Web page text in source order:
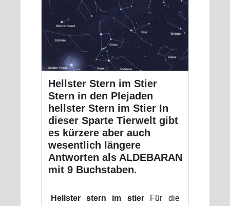
Hellster Stern im Stier
Stern in den Plejaden
hellster Stern im Stier In
dieser Sparte Tierwelt gibt
es kürzere aber auch
wesentlich längere
Antworten als ALDEBARAN
mit 9 Buchstaben.
Hellster stern im stierFür die